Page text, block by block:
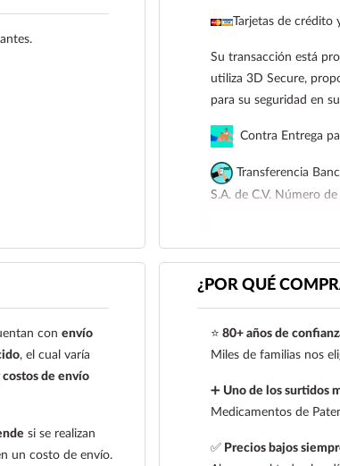
Tarjetas de crédito
Su transacción está
utiliza 3D Secure,
para su seguridad en
Contra Entrega
Transferencia
S.A. de C.V. Número
Para esta forma de
siguiente correo
921 261 8491
conenvío
, el cual varía
de envío
si se realizan
un costo de envío.
¿POR QUÉ
⭐ 80+ años de
Miles de familias nos
➕ Uno de los surtidos
Medicamentos de
✅Precios bajos